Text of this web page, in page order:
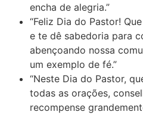
encha de alegria.”
“Feliz Dia do Pastor!
e te dê sabedoria para
abençoando nossa
um exemplo de fé.”
“Neste Dia do Pastor,
todas as orações,
recompense